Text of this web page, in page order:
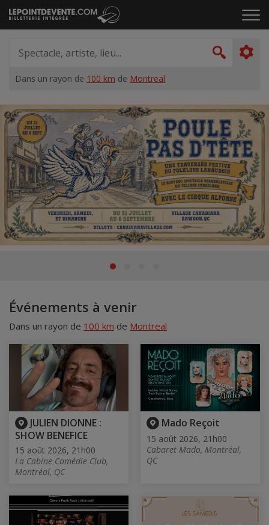
Passer
au
le
artiste,
lieu...
Dans un rayon de 100 km de Montreal
Accueil
Suggestions
Événements à venir
Dans un rayon de 100 km de Montreal
JULIEN DIONNE :
SHOW BENEFICE
15 août 2026, 21h00
La Cabine Comédie Club,
Montréal, QC
Mado Reçoit
15 août 2026, 21h00
Cabaret Mado, Montréal,
QC